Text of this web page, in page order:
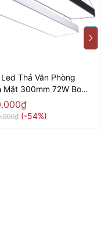
Thả Văn Phòng
Mặt 300mm 72W Bo
(-54%)